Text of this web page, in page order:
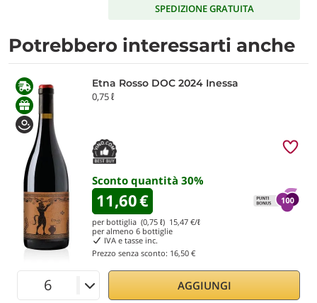
SPEDIZIONE GRATUITA
Potrebbero interessarti anche
Etna Rosso DOC 2024 Inessa
0,75 ℓ
Sconto quantità 30%
11,60€
per bottiglia (0,75 ℓ) 15,47 €/ℓ
per almeno 6 bottiglie
IVA e tasse inc.
Prezzo senza sconto: 16,50 €
AGGIUNGI